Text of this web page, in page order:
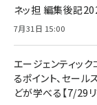
ネッ担 編集後記
7月31日 15:00
エージェンティッ
るポイント、セー
どが学べる【7/29